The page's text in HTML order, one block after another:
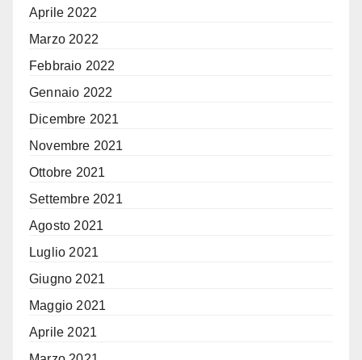
Aprile 2022
Marzo 2022
Febbraio 2022
Gennaio 2022
Dicembre 2021
Novembre 2021
Ottobre 2021
Settembre 2021
Agosto 2021
Luglio 2021
Giugno 2021
Maggio 2021
Aprile 2021